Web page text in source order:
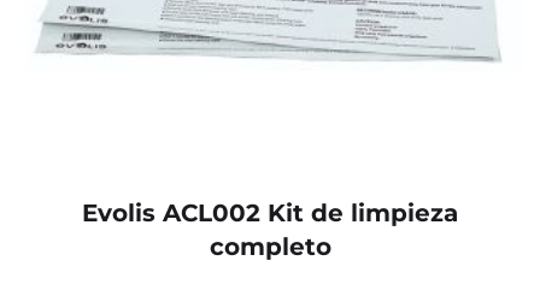
Evolis ACL002 Kit de limpieza
completo